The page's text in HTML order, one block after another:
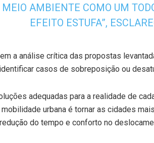
AMBIENTE COMO UM
EFEITO ESTUFA”,
a análise crítica das propostas
casos de sobreposição ou
adequadas para a realidade de
urbana é tornar as cidades
do tempo e conforto no